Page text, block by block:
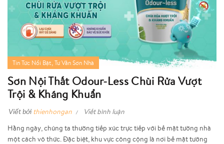
Tin Tức Nổi Bật, Tư Vấn Sơn Nhà
Sơn Nội Thất Odour-Less Chùi Rửa Vượt
Trội & Kháng Khuẩn
Viết bởi thienhongan
Viết bình luận
Hằng ngày, chúng ta thường tiếp xúc trực tiếp với bề mặt tường nhà
một cách vô thức. Đặc biệt, khu vực công cộng là nơi bề mặt tường